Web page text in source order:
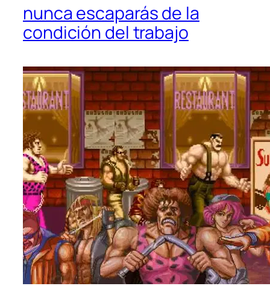
nunca escaparás de la
condición del trabajo